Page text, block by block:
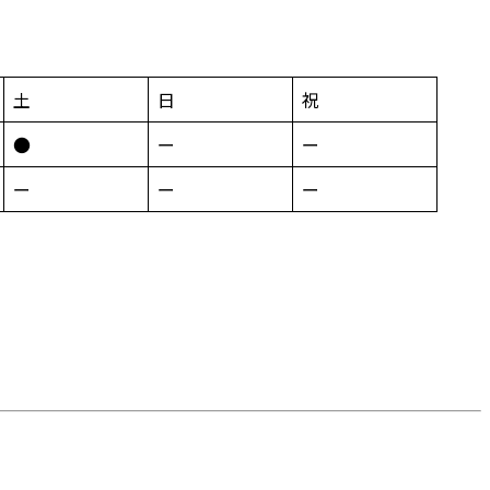
土 日
祝
● ー
ー
ー ー ー